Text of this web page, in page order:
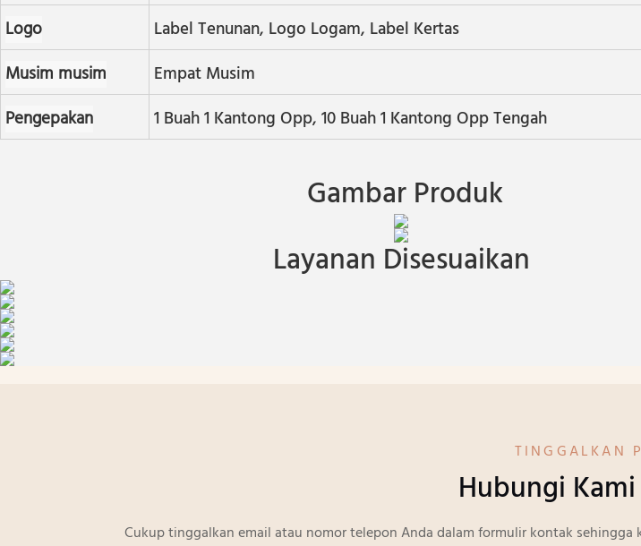
Logo
Label Tenunan, Logo Logam, Label Kertas
Musim musim
Empat Musim
Pengepakan
1 Buah 1 Kantong Opp, 10 Buah 1 Kantong Opp Tengah
Gambar Produk
Layanan Disesuaikan
TINGGALKAN
Hubungi
Cukup tinggalkan email atau nomor telepon Anda dalam formulir kontak